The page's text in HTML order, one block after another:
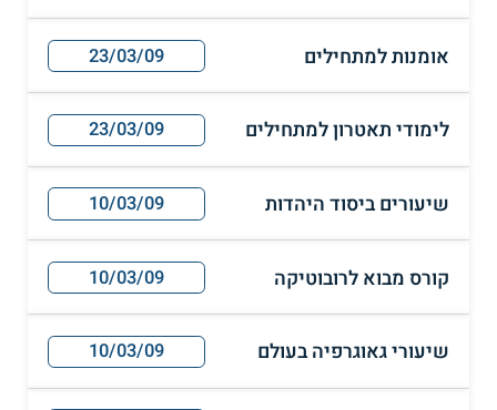
אומנות למתחילים 23/03/09
לימודי תאטרון למתחילים 23/03/09
שיעורים ביסוד היהדות 10/03/09
קורס מבוא לרובוטיקה 10/03/09
שיעורי גאוגרפיה בעולם 10/03/09